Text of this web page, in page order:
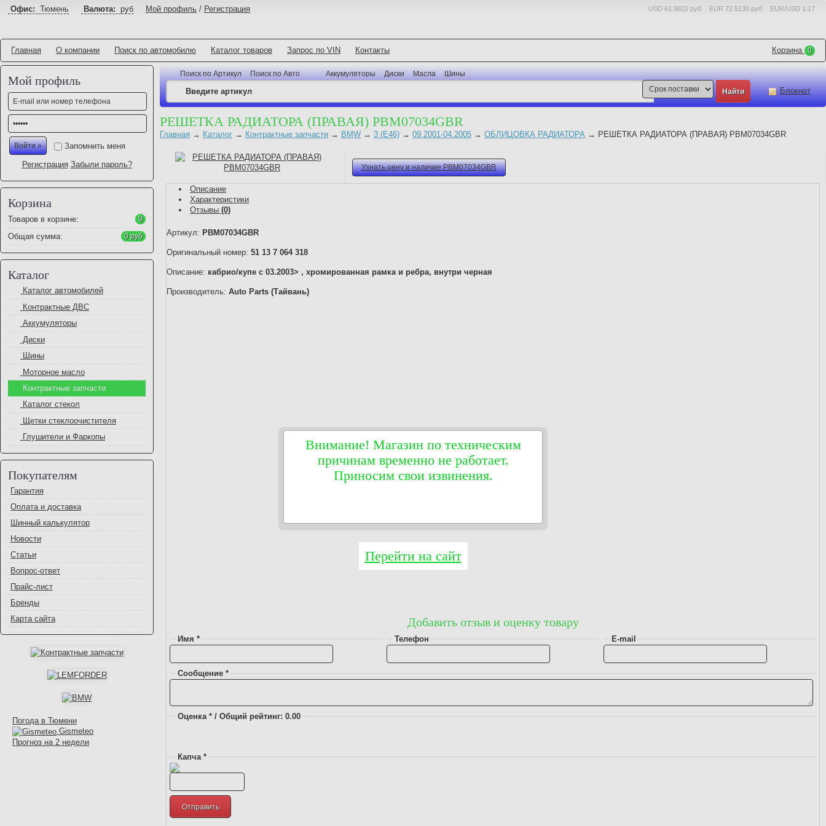
Внимание! Магазин по техническим
причинам временно не работает.
Приносим свои извинения.
Перейти на сайт
Офис: Тюмень Валюта: руб Мой профиль / Регистрация USD 61.9822 руб EUR 72.5130 руб EUR/USD 1.17
Главная О компании Поиск по автомобилю Каталог товаров Запрос по VIN Контакты Корзина 0
Мой профиль
Запомнить меня
Регистрация Забыли пароль?
Корзина
Товаров в корзине: 0
Общая сумма: 0 руб
Каталог
Каталог автомобилей
Контрактные ДВС
Аккумуляторы
Диски
Шины
Моторное масло
Контрактные запчасти
Каталог стекол
Щетки стеклоочистителя
Глушители и Фаркопы
Покупателям
Гарантия
Оплата и доставка
Шинный калькулятор
Новости
Статьи
Вопрос-ответ
Прайс-лист
Бренды
Карта сайта
Погода в Тюмени
Gismeteo
Прогноз на 2 недели
Поиск по Артикул Поиск по Авто Аккумуляторы Диски Масла Шины
Блокнот
РЕШЕТКА РАДИАТОРА (ПРАВАЯ) PBM07034GBR
Главная → Каталог → Контрактные запчасти → BMW → 3 (E46) → 09.2001-04.2005 → ОБЛИЦОВКА РАДИАТОРА → РЕШЕТКА РАДИАТОРА (ПРАВАЯ) PBM07034GBR
Узнать цену и наличие PBM07034GBR
Описание
Характеристики
Отзывы (0)
Артикул: PBM07034GBR
Оригинальный номер: 51 13 7 064 318
Описание: кабрио/купе с 03.2003> , хромированная рамка и ребра, внутри черная
Производитель: Auto Parts (Тайвань)
Добавить отзыв и оценку товару
Имя * Телефон E-mail
Сообщение *
Оценка * / Общий рейтинг: 0.00
Капча *